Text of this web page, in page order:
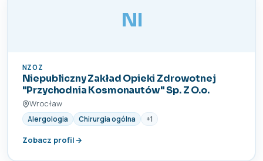
NI
NZOZ
Niepubliczny Zakład Opieki Zdrowotnej
"Przychodnia Kosmonautów" Sp. Z O.o.
Wrocław
Alergologia Chirurgia ogólna +1
Zobacz profil